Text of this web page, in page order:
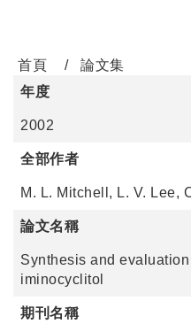
首頁
論文集
年度
2002
全部作者
M. L. Mitchell, L. V. Lee,
論文名稱
Synthesis and
iminocyclitol
期刊名稱